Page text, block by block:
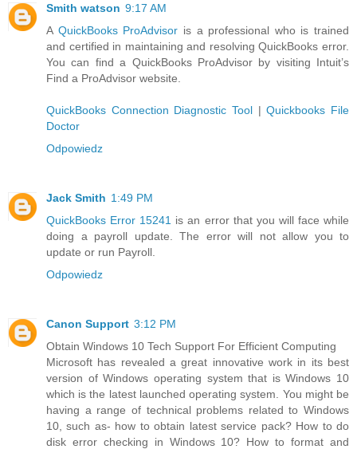
Smith watson 9:17 AM
A QuickBooks ProAdvisor is a professional who is trained
and certified in maintaining and resolving QuickBooks error.
You can find a QuickBooks ProAdvisor by visiting Intuit’s
Find a ProAdvisor website.
QuickBooks Connection Diagnostic Tool |Quickbooks File
Doctor
Odpowiedz
Jack Smith 1:49 PM
QuickBooks Error 15241 is an error that you will face while
doing a payroll update. The error will not allow you to
update or run Payroll.
Odpowiedz
Canon Support 3:12 PM
Obtain Windows 10 Tech Support For Efficient Computing
Microsoft has revealed a great innovative work in its best
version of Windows operating system that is Windows 10
which is the latest launched operating system. You might be
having a range of technical problems related to Windows
10, such as- how to obtain latest service pack? How to do
disk error checking in Windows 10? How to format and